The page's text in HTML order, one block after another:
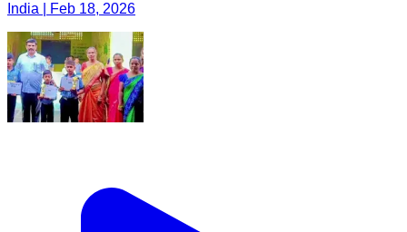
India | Feb 18, 2026